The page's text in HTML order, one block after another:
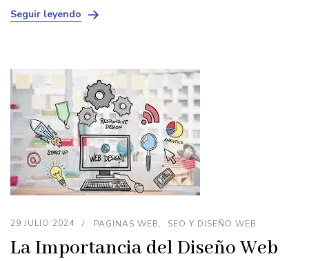
Seguir leyendo
29 JULIO 2024 PAGINAS WEB SEO Y DISEÑO WEB
La Importancia del Diseño Web